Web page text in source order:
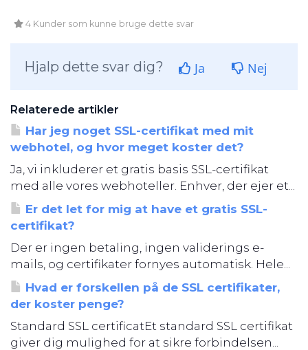
4 Kunder som kunne bruge dette svar
Hjalp dette svar dig? Ja Nej
Relaterede artikler
Har jeg noget SSL-certifikat med mit
webhotel, og hvor meget koster det?
Ja, vi inkluderer et gratis basis SSL-certifikat
med alle vores webhoteller. Enhver, der ejer et...
Er det let for mig at have et gratis SSL-
certifikat?
Der er ingen betaling, ingen validerings e-
mails, og certifikater fornyes automatisk. Hele...
Hvad er forskellen på de SSL certifikater,
der koster penge?
Standard SSL certificatEt standard SSL certifikat
giver dig mulighed for at sikre forbindelsen...